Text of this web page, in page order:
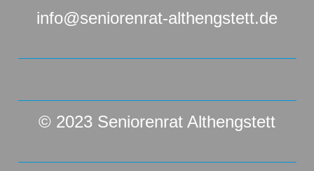
info@seniorenrat-althengstett.de
© 2023 Seniorenrat Althengstett